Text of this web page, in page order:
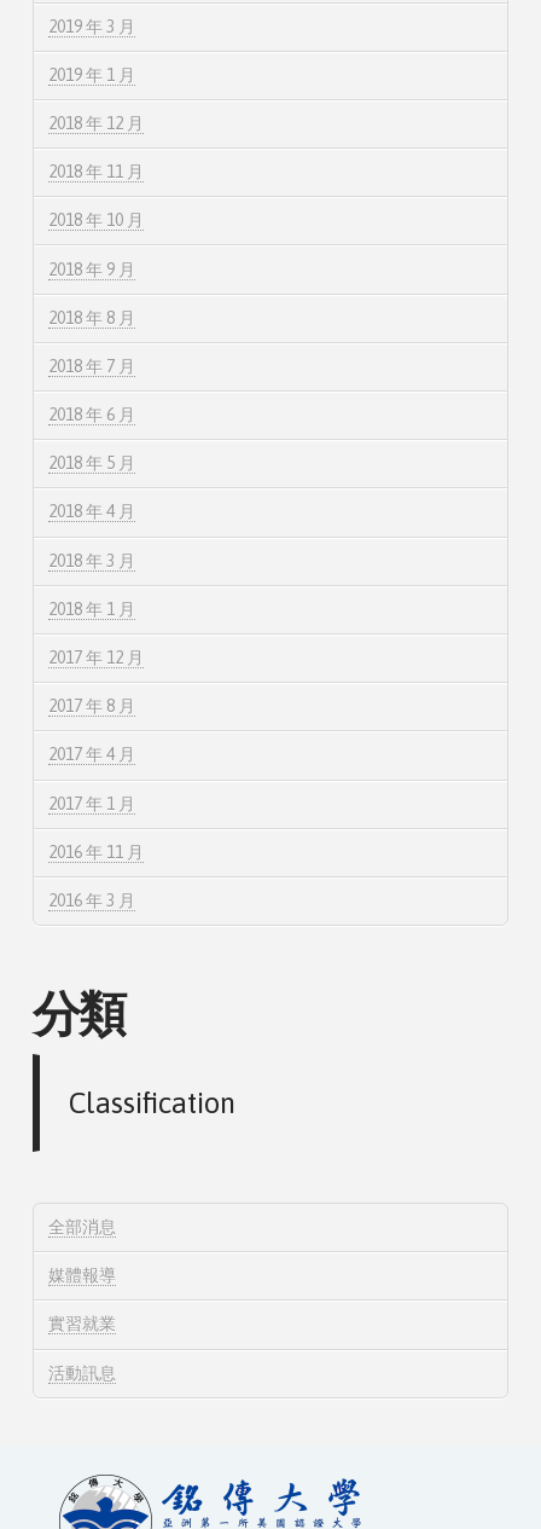
2019 年 3 月
2019 年 1 月
2018 年 12 月
2018 年 11 月
2018 年 10 月
2018 年 9 月
2018 年 8 月
2018 年 7 月
2018 年 6 月
2018 年 5 月
2018 年 4 月
2018 年 3 月
2018 年 1 月
2017 年 12 月
2017 年 8 月
2017 年 4 月
2017 年 1 月
2016 年 11 月
2016 年 3 月
分類
Classification
全部消息
媒體報導
實習就業
活動訊息